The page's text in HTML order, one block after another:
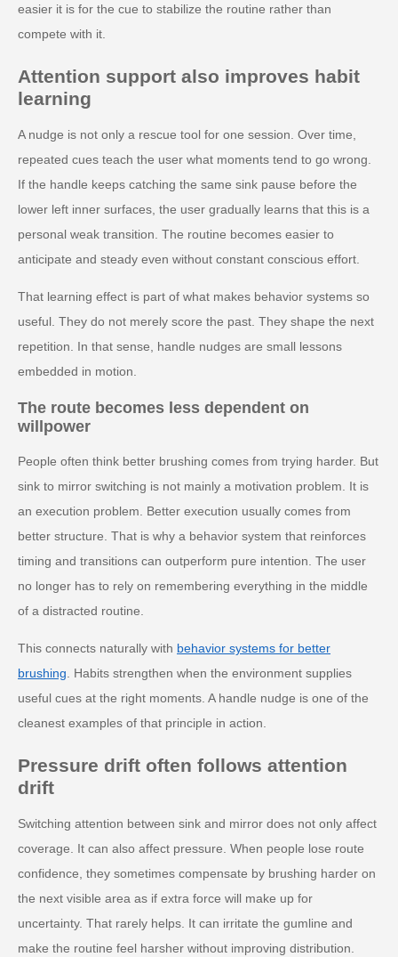
easier it is for the cue to stabilize the routine rather than
compete with it.
Attention support also improves habit
learning
A nudge is not only a rescue tool for one session. Over time,
repeated cues teach the user what moments tend to go wrong.
If the handle keeps catching the same sink pause before the
lower left inner surfaces, the user gradually learns that this is a
personal weak transition. The routine becomes easier to
anticipate and steady even without constant conscious effort.
That learning effect is part of what makes behavior systems so
useful. They do not merely score the past. They shape the next
repetition. In that sense, handle nudges are small lessons
embedded in motion.
The route becomes less dependent on
willpower
People often think better brushing comes from trying harder. But
sink to mirror switching is not mainly a motivation problem. It is
an execution problem. Better execution usually comes from
better structure. That is why a behavior system that reinforces
timing and transitions can outperform pure intention. The user
no longer has to rely on remembering everything in the middle
of a distracted routine.
This connects naturally with behavior systems for better
brushing. Habits strengthen when the environment supplies
useful cues at the right moments. A handle nudge is one of the
cleanest examples of that principle in action.
Pressure drift often follows attention
drift
Switching attention between sink and mirror does not only affect
coverage. It can also affect pressure. When people lose route
confidence, they sometimes compensate by brushing harder on
the next visible area as if extra force will make up for
uncertainty. That rarely helps. It can irritate the gumline and
make the routine feel harsher without improving distribution.